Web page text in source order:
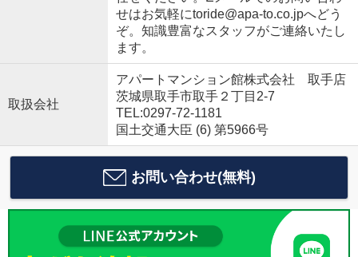
せはお気軽にtoride@apa-to.co.jpへどう
ぞ。知識豊富なスタッフがご連絡いたし
ます。
取扱会社
アパートマンション館株式会社 取手店
茨城県取手市取手２丁目2-7
TEL:0297-72-1181
国土交通大臣 (6) 第5966号
お問い合わせ(無料)